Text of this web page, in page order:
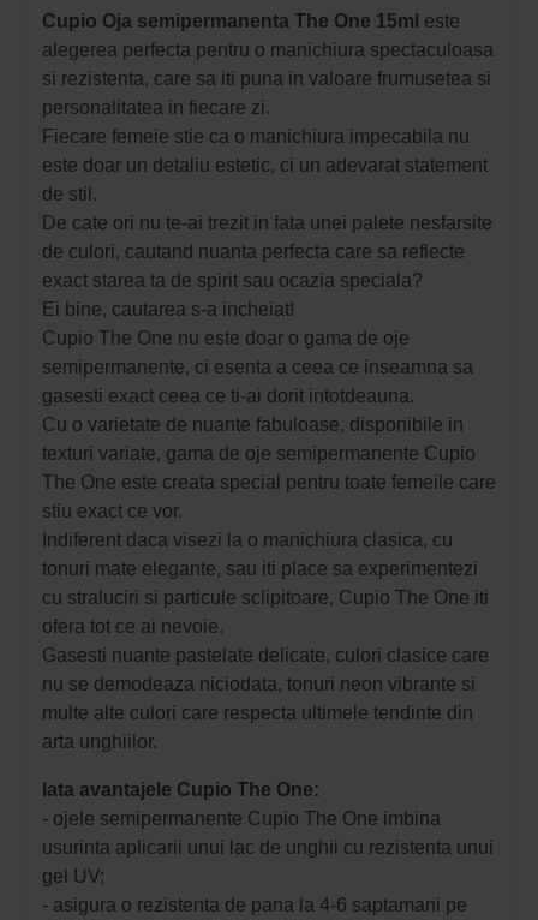
Cupio Oja semipermanenta The One 15ml este
alegerea perfecta pentru o manichiura spectaculoasa
si rezistenta, care sa iti puna in valoare frumusetea si
personalitatea in fiecare zi.
Fiecare femeie stie ca o manichiura impecabila nu
este doar un detaliu estetic, ci un adevarat statement
de stil.
De cate ori nu te-ai trezit in fata unei palete nesfarsite
de culori, cautand nuanta perfecta care sa reflecte
exact starea ta de spirit sau ocazia speciala?
Ei bine, cautarea s-a incheiat!
Cupio The One nu este doar o gama de oje
semipermanente, ci esenta a ceea ce inseamna sa
gasesti exact ceea ce ti-ai dorit intotdeauna.
Cu o varietate de nuante fabuloase, disponibile in
texturi variate, gama de oje semipermanente Cupio
The One este creata special pentru toate femeile care
stiu exact ce vor.
Indiferent daca visezi la o manichiura clasica, cu
tonuri mate elegante, sau iti place sa experimentezi
cu straluciri si particule sclipitoare, Cupio The One iti
ofera tot ce ai nevoie.
Gasesti nuante pastelate delicate, culori clasice care
nu se demodeaza niciodata, tonuri neon vibrante si
multe alte culori care respecta ultimele tendinte din
arta unghiilor.
Iata avantajele Cupio The One:
- ojele semipermanente Cupio The One imbina
usurinta aplicarii unui lac de unghii cu rezistenta unui
gel UV;
- asigura o rezistenta de pana la 4-6 saptamani pe